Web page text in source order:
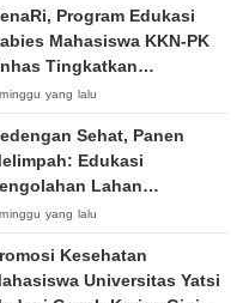
Program Edukasi
Mahasiswa KKN-PK
Tingkatkan
Siswa SD Negeri 4
yang lalu
Sehat, Panen
Edukasi
Lahan
Organik bagi KWT
Ibu PKK RT 04 RW 01
Pakintelan
yang lalu
Kesehatan
Universitas Yatsi